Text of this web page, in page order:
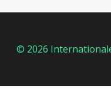
© 2026